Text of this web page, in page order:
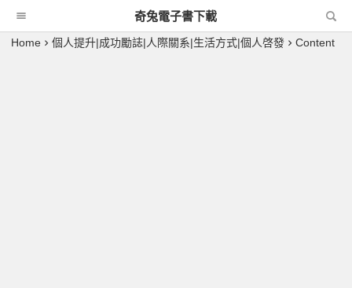
奇兔電子書下載
Home 個人提升|成功勵誌|人際關系|生活方式|個人啓發 Content